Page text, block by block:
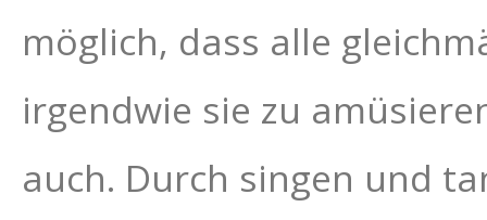
möglich, dass alle
irgendwie sie zu
auch. Durch singen und